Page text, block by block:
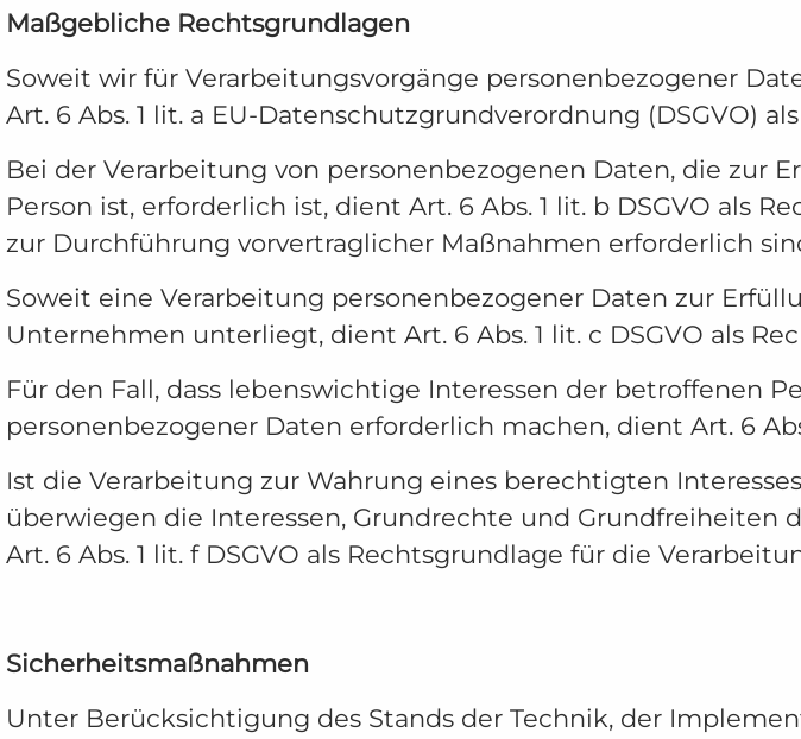
Maßgebliche Rechtsgrundlagen
Soweit wir für Verarbeitungsvorgänge personenbezogener
Art. 6 Abs. 1 lit. a EU-Datenschutzgrundverordnung (DSGVO)
Bei der Verarbeitung von personenbezogenen Daten, die zur
Person ist, erforderlich ist, dient Art. 6 Abs. 1 lit. b DSGVO als
zur Durchführung vorvertraglicher Maßnahmen erforderlich
Soweit eine Verarbeitung personenbezogener Daten zur
Unternehmen unterliegt, dient Art. 6 Abs. 1 lit. c DSGVO als
Für den Fall, dass lebenswichtige Interessen der betroffenen
personenbezogener Daten erforderlich machen, dient Art. 6
Ist die Verarbeitung zur Wahrung eines berechtigten
überwiegen die Interessen, Grundrechte und Grundfreiheiten
Art. 6 Abs. 1 lit. f DSGVO als Rechtsgrundlage für die
Sicherheitsmaßnahmen
Unter Berücksichtigung des Stands der Technik, der